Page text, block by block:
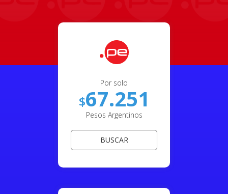
Por solo
$67.251
Pesos Argentinos
BUSCAR